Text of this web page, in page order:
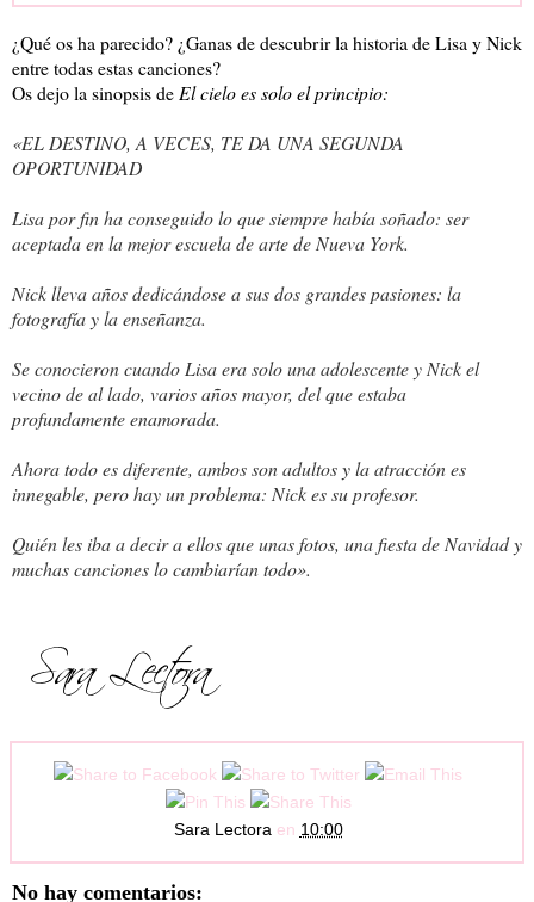
¿Qué os ha parecido? ¿Ganas de descubrir la historia de Lisa y Nick
entre todas estas canciones?
Os dejo la sinopsis deEl cielo es solo el principio:
«EL DESTINO, A VECES, TE DA UNA SEGUNDA
OPORTUNIDAD
Lisa por fin ha conseguido lo que siempre había soñado: ser
aceptada en la mejor escuela de arte de Nueva York.
Nick lleva años dedicándose a sus dos grandes pasiones: la
fotografía y la enseñanza.
Se conocieron cuando Lisa era solo una adolescente y Nick el
vecino de al lado, varios años mayor, del que estaba
profundamente enamorada.
Ahora todo es diferente, ambos son adultos y la atracción es
innegable, pero hay un problema: Nick es su profesor.
Quién les iba a decir a ellos que unas fotos, una fiesta de Navidad y
muchas canciones lo cambiarían todo».
Sara Lectora en 10:00
No hay comentarios: